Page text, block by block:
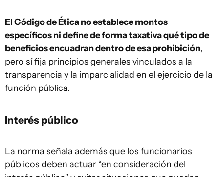
El Código de Ética no establece montos
específicos ni define de forma taxativa qué tipo de
beneficios encuadran dentro de esa prohibición,
pero sí fija principios generales vinculados a la
transparencia y la imparcialidad en el ejercicio de la
función pública.
Interés público
La norma señala además que los funcionarios
públicos deben actuar “en consideración del